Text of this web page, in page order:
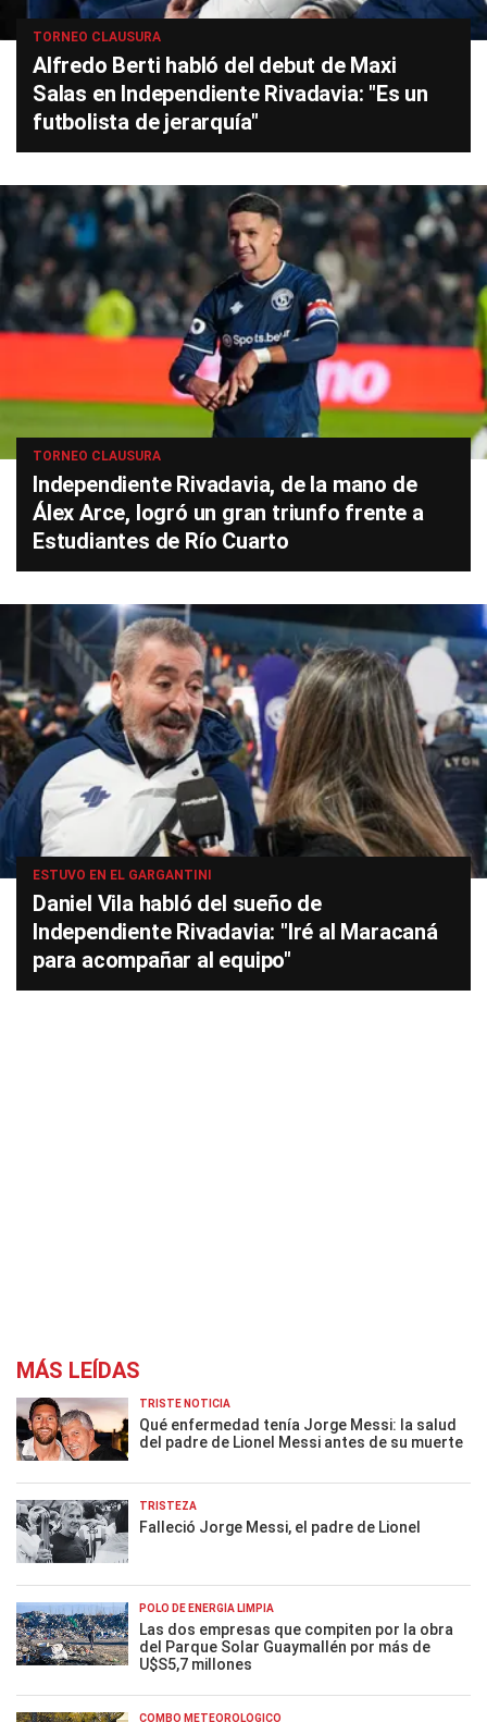
TORNEO CLAUSURA
Alfredo Berti habló del debut de Maxi
Salas en Independiente Rivadavia: "Es un
futbolista de jerarquía"
TORNEO CLAUSURA
Independiente Rivadavia, de la mano de
Álex Arce, logró un gran triunfo frente a
Estudiantes de Río Cuarto
ESTUVO EN EL GARGANTINI
Daniel Vila habló del sueño de
Independiente Rivadavia: "Iré al Maracaná
para acompañar al equipo"
MÁS LEÍDAS
TRISTE NOTICIA
Qué enfermedad tenía Jorge Messi: la salud
del padre de Lionel Messi antes de su muerte
TRISTEZA
Falleció Jorge Messi, el padre de Lionel
POLO DE ENERGÍA LIMPIA
Las dos empresas que compiten por la obra
del Parque Solar Guaymallén por más de
U$S5,7 millones
COMBO METEOROLÓGICO